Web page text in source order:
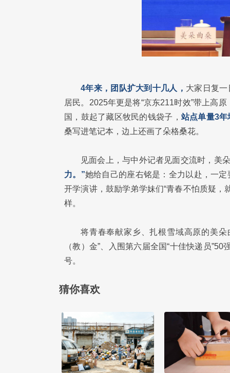
4年来，团队扩大到十几人， 大家日复
居民。2025年更是将“京东211时效”带上高
国，鼓起了藏区牧民的钱袋子， 站点单量3
桑写进笔记本，边上还画了朵格桑花。
见面会上，与中外记者见面交流时，美
力。”她给自己的座右铭是：全力以赴，一
开学演讲，鼓励学弟学妹们“青春不怕质疑
样。
将青春奉献家乡、扎根雪域高原的美
（教）金”、入围第六届全国“十佳快递员
号。
猜你喜欢